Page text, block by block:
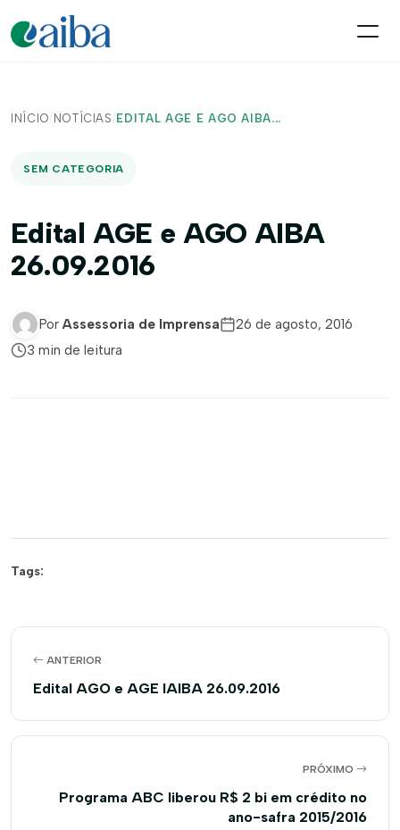
INÍCIO/ NOTÍCIAS / EDITAL AGE E AGO AIBA...
SEM CATEGORIA
Edital AGE e AGO AIBA
26.09.2016
Por Assessoria de Imprensa
26 de agosto, 2016
3 min de leitura
Tags:
ANTERIOR
Edital AGO e AGE IAIBA 26.09.2016
PRÓXIMO
Programa ABC liberou R$ 2 bi em crédito no
ano-safra 2015/2016